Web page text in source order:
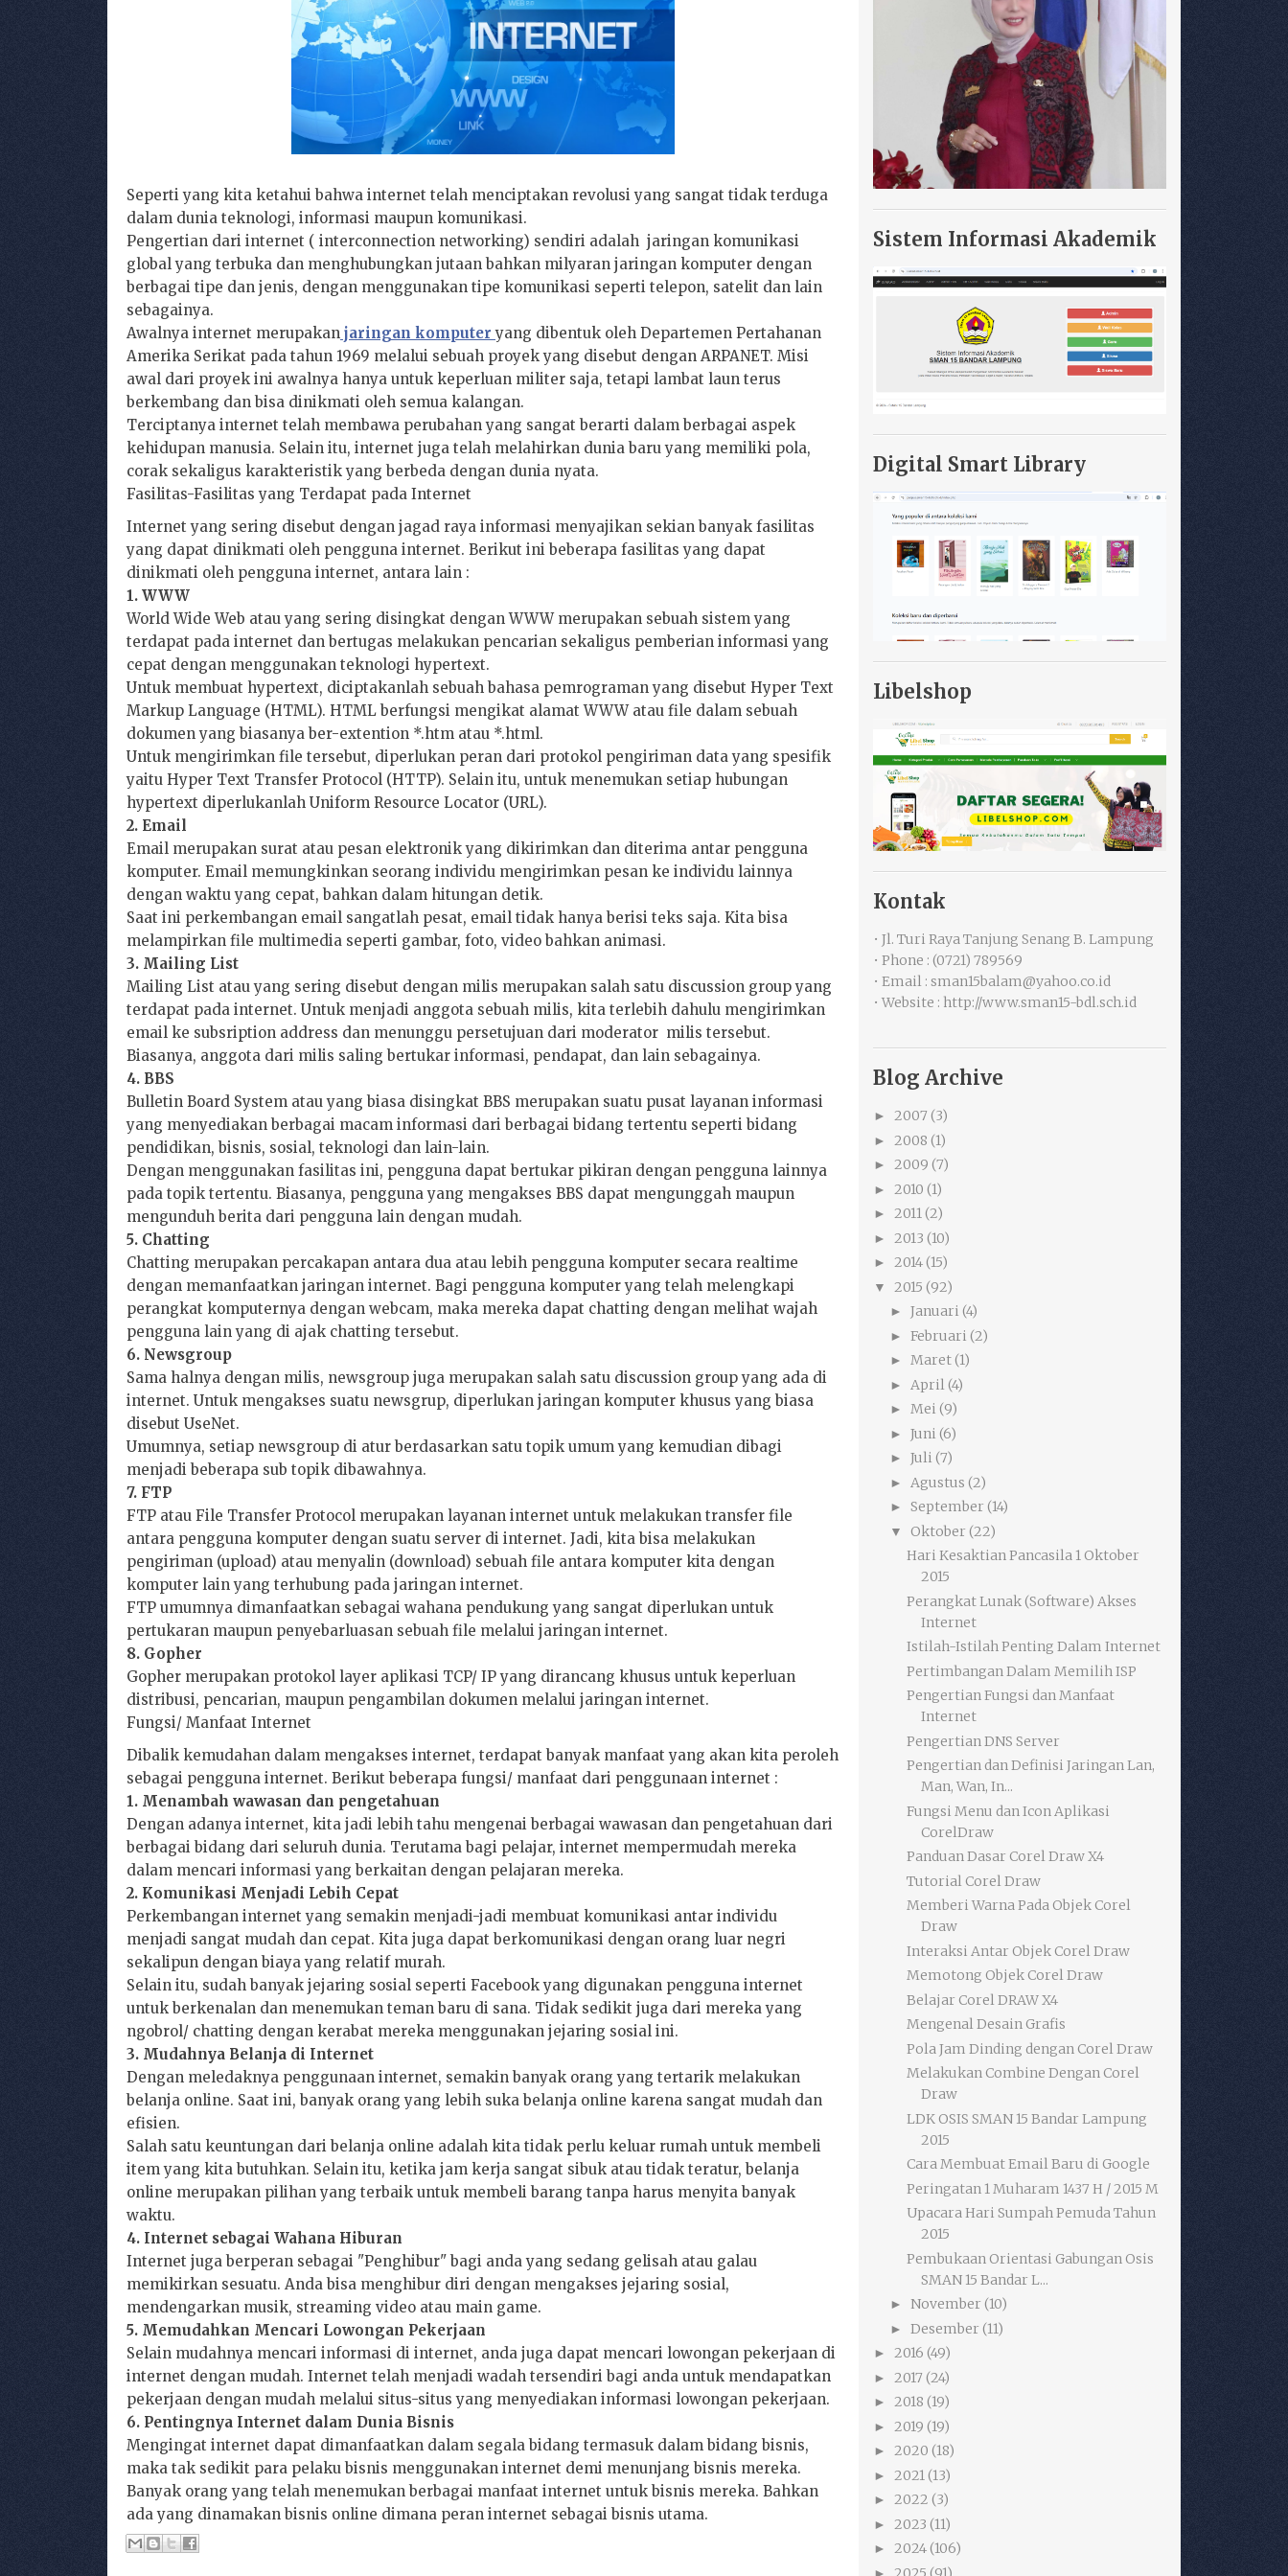
Seperti yang kita ketahui bahwa internet telah menciptakan revolusi yang sangat tidak terduga
dalam dunia teknologi, informasi maupun komunikasi.
Pengertian dari internet ( interconnection networking) sendiri adalah jaringan komunikasi
global yang terbuka dan menghubungkan jutaan bahkan milyaran jaringan komputer dengan
berbagai tipe dan jenis, dengan menggunakan tipe komunikasi seperti telepon, satelit dan lain
sebagainya.
Awalnya internet merupakan jaringan komputeryang dibentuk oleh Departemen Pertahanan
Amerika Serikat pada tahun 1969 melalui sebuah proyek yang disebut dengan ARPANET. Misi
awal dari proyek ini awalnya hanya untuk keperluan militer saja, tetapi lambat laun terus
berkembang dan bisa dinikmati oleh semua kalangan.
Terciptanya internet telah membawa perubahan yang sangat berarti dalam berbagai aspek
kehidupan manusia. Selain itu, internet juga telah melahirkan dunia baru yang memiliki pola,
corak sekaligus karakteristik yang berbeda dengan dunia nyata.
Fasilitas-Fasilitas yang Terdapat pada Internet
Internet yang sering disebut dengan jagad raya informasi menyajikan sekian banyak fasilitas
yang dapat dinikmati oleh pengguna internet. Berikut ini beberapa fasilitas yang dapat
dinikmati oleh pengguna internet, antara lain :
1. WWW
World Wide Web atau yang sering disingkat dengan WWW merupakan sebuah sistem yang
terdapat pada internet dan bertugas melakukan pencarian sekaligus pemberian informasi yang
cepat dengan menggunakan teknologi hypertext.
Untuk membuat hypertext, diciptakanlah sebuah bahasa pemrograman yang disebut Hyper Text
Markup Language (HTML). HTML berfungsi mengikat alamat WWW atau file dalam sebuah
dokumen yang biasanya ber-extention *.htm atau *.html.
Untuk mengirimkan file tersebut, diperlukan peran dari protokol pengiriman data yang spesifik
yaitu Hyper Text Transfer Protocol (HTTP). Selain itu, untuk menemukan setiap hubungan
hypertext diperlukanlah Uniform Resource Locator (URL).
2. Email
Email merupakan surat atau pesan elektronik yang dikirimkan dan diterima antar pengguna
komputer. Email memungkinkan seorang individu mengirimkan pesan ke individu lainnya
dengan waktu yang cepat, bahkan dalam hitungan detik.
Saat ini perkembangan email sangatlah pesat, email tidak hanya berisi teks saja. Kita bisa
melampirkan file multimedia seperti gambar, foto, video bahkan animasi.
3. Mailing List
Mailing List atau yang sering disebut dengan milis merupakan salah satu discussion group yang
terdapat pada internet. Untuk menjadi anggota sebuah milis, kita terlebih dahulu mengirimkan
email ke subsription address dan menunggu persetujuan dari moderator milis tersebut.
Biasanya, anggota dari milis saling bertukar informasi, pendapat, dan lain sebagainya.
4. BBS
Bulletin Board System atau yang biasa disingkat BBS merupakan suatu pusat layanan informasi
yang menyediakan berbagai macam informasi dari berbagai bidang tertentu seperti bidang
pendidikan, bisnis, sosial, teknologi dan lain-lain.
Dengan menggunakan fasilitas ini, pengguna dapat bertukar pikiran dengan pengguna lainnya
pada topik tertentu. Biasanya, pengguna yang mengakses BBS dapat mengunggah maupun
mengunduh berita dari pengguna lain dengan mudah.
5. Chatting
Chatting merupakan percakapan antara dua atau lebih pengguna komputer secara realtime
dengan memanfaatkan jaringan internet. Bagi pengguna komputer yang telah melengkapi
perangkat komputernya dengan webcam, maka mereka dapat chatting dengan melihat wajah
pengguna lain yang di ajak chatting tersebut.
6. Newsgroup
Sama halnya dengan milis, newsgroup juga merupakan salah satu discussion group yang ada di
internet. Untuk mengakses suatu newsgrup, diperlukan jaringan komputer khusus yang biasa
disebut UseNet.
Umumnya, setiap newsgroup di atur berdasarkan satu topik umum yang kemudian dibagi
menjadi beberapa sub topik dibawahnya.
7. FTP
FTP atau File Transfer Protocol merupakan layanan internet untuk melakukan transfer file
antara pengguna komputer dengan suatu server di internet. Jadi, kita bisa melakukan
pengiriman (upload) atau menyalin (download) sebuah file antara komputer kita dengan
komputer lain yang terhubung pada jaringan internet.
FTP umumnya dimanfaatkan sebagai wahana pendukung yang sangat diperlukan untuk
pertukaran maupun penyebarluasan sebuah file melalui jaringan internet.
8. Gopher
Gopher merupakan protokol layer aplikasi TCP/ IP yang dirancang khusus untuk keperluan
distribusi, pencarian, maupun pengambilan dokumen melalui jaringan internet.
Fungsi/ Manfaat Internet
Dibalik kemudahan dalam mengakses internet, terdapat banyak manfaat yang akan kita peroleh
sebagai pengguna internet. Berikut beberapa fungsi/ manfaat dari penggunaan internet :
1. Menambah wawasan dan pengetahuan
Dengan adanya internet, kita jadi lebih tahu mengenai berbagai wawasan dan pengetahuan dari
berbagai bidang dari seluruh dunia. Terutama bagi pelajar, internet mempermudah mereka
dalam mencari informasi yang berkaitan dengan pelajaran mereka.
2. Komunikasi Menjadi Lebih Cepat
Perkembangan internet yang semakin menjadi-jadi membuat komunikasi antar individu
menjadi sangat mudah dan cepat. Kita juga dapat berkomunikasi dengan orang luar negri
sekalipun dengan biaya yang relatif murah.
Selain itu, sudah banyak jejaring sosial seperti Facebook yang digunakan pengguna internet
untuk berkenalan dan menemukan teman baru di sana. Tidak sedikit juga dari mereka yang
ngobrol/ chatting dengan kerabat mereka menggunakan jejaring sosial ini.
3. Mudahnya Belanja di Internet
Dengan meledaknya penggunaan internet, semakin banyak orang yang tertarik melakukan
belanja online. Saat ini, banyak orang yang lebih suka belanja online karena sangat mudah dan
efisien.
Salah satu keuntungan dari belanja online adalah kita tidak perlu keluar rumah untuk membeli
item yang kita butuhkan. Selain itu, ketika jam kerja sangat sibuk atau tidak teratur, belanja
online merupakan pilihan yang terbaik untuk membeli barang tanpa harus menyita banyak
waktu.
4. Internet sebagai Wahana Hiburan
Internet juga berperan sebagai "Penghibur" bagi anda yang sedang gelisah atau galau
memikirkan sesuatu. Anda bisa menghibur diri dengan mengakses jejaring sosial,
mendengarkan musik, streaming video atau main game.
5. Memudahkan Mencari Lowongan Pekerjaan
Selain mudahnya mencari informasi di internet, anda juga dapat mencari lowongan pekerjaan di
internet dengan mudah. Internet telah menjadi wadah tersendiri bagi anda untuk mendapatkan
pekerjaan dengan mudah melalui situs-situs yang menyediakan informasi lowongan pekerjaan.
6. Pentingnya Internet dalam Dunia Bisnis
Mengingat internet dapat dimanfaatkan dalam segala bidang termasuk dalam bidang bisnis,
maka tak sedikit para pelaku bisnis menggunakan internet demi menunjang bisnis mereka.
Banyak orang yang telah menemukan berbagai manfaat internet untuk bisnis mereka. Bahkan
ada yang dinamakan bisnis online dimana peran internet sebagai bisnis utama.
Sistem Informasi Akademik
Digital Smart Library
Libelshop
Kontak
• Jl. Turi Raya Tanjung Senang B. Lampung
• Phone : (0721) 789569
• Email : sman15balam@yahoo.co.id
• Website : http://www.sman15-bdl.sch.id
Blog Archive
► 2007 (3)
► 2008 (1)
► 2009 (7)
► 2010 (1)
► 2011(2)
► 2013 (10)
► 2014(15)
▼ 2015 (92)
► Januari (4)
► Februari (2)
► Maret(1)
► April(4)
► Mei (9)
► Juni (6)
► Juli (7)
► Agustus (2)
► September (14)
▼ Oktober (22)
Hari Kesaktian Pancasila 1 Oktober
2015
Perangkat Lunak (Software) Akses
Internet
Istilah-Istilah Penting Dalam Internet
Pertimbangan Dalam Memilih ISP
Pengertian Fungsi dan Manfaat
Internet
Pengertian DNS Server
Pengertian dan Definisi Jaringan Lan,
Man, Wan, In...
Fungsi Menu dan Icon Aplikasi
CorelDraw
Panduan Dasar Corel Draw X4
Tutorial Corel Draw
Memberi Warna Pada Objek Corel
Draw
Interaksi Antar Objek Corel Draw
Memotong Objek Corel Draw
Belajar Corel DRAW X4
Mengenal Desain Grafis
Pola Jam Dinding dengan Corel Draw
Melakukan Combine Dengan Corel
Draw
LDK OSIS SMAN 15 Bandar Lampung
2015
Cara Membuat Email Baru di Google
Peringatan 1 Muharam 1437 H / 2015 M
Upacara Hari Sumpah Pemuda Tahun
2015
Pembukaan Orientasi Gabungan Osis
SMAN 15 Bandar L...
► November (10)
► Desember (11)
► 2016 (49)
► 2017 (24)
► 2018 (19)
► 2019 (19)
► 2020 (18)
► 2021(13)
► 2022 (3)
► 2023 (11)
► 2024(106)